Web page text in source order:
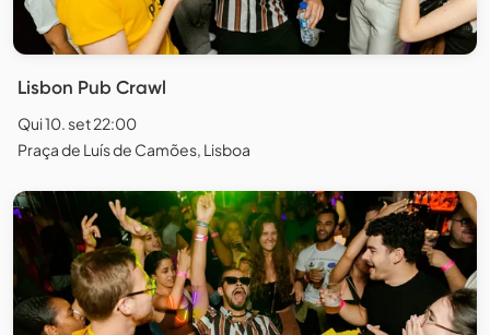
Lisbon Pub Crawl
Qui 10. set 22:00
Praça de Luís de Camões, Lisboa